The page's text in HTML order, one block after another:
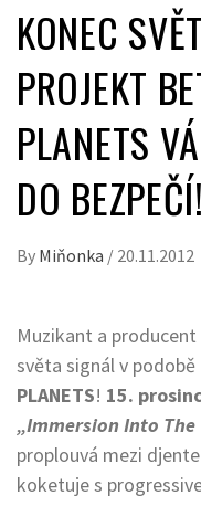
KONEC
PROJEKT
PLANETS
DO BEZPEČÍ!
By Miňonka / 20.11.2012
Muzikant a producent
světa signál v
PLANETS! 15.
„Immersion Into
proplouvá mezi
koketuje s